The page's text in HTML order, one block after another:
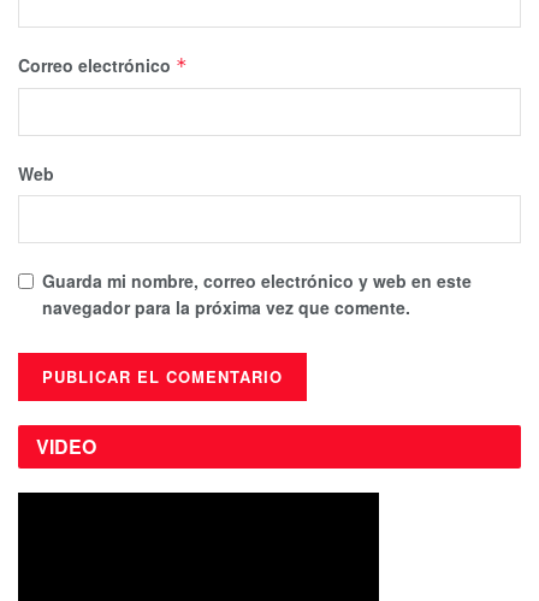
Correo electrónico *
Web
Guarda mi nombre, correo electrónico y web en este
navegador para la próxima vez que comente.
VIDEO